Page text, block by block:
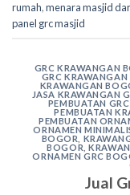
rumah,menara masjid
panel grc masjid
GRC KRAWANGAN
GRC KRAWANGAN
KRAWANGAN
JASA KRAWANGAN
PEMBUATAN
PEMBUATAN
PEMBUATAN
ORNAMEN
BOGOR
BOGOR ,
ORNAMEN GRC
Jual